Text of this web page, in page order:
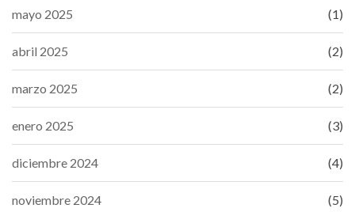
mayo 2025 (1)
abril 2025 (2)
marzo 2025 (2)
enero 2025 (3)
diciembre 2024 (4)
noviembre 2024 (5)